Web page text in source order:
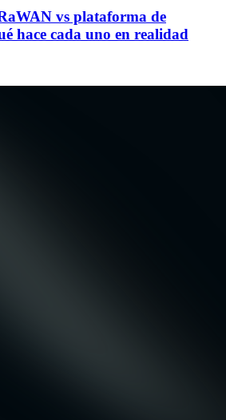
vs plataforma de
hace cada uno en realidad